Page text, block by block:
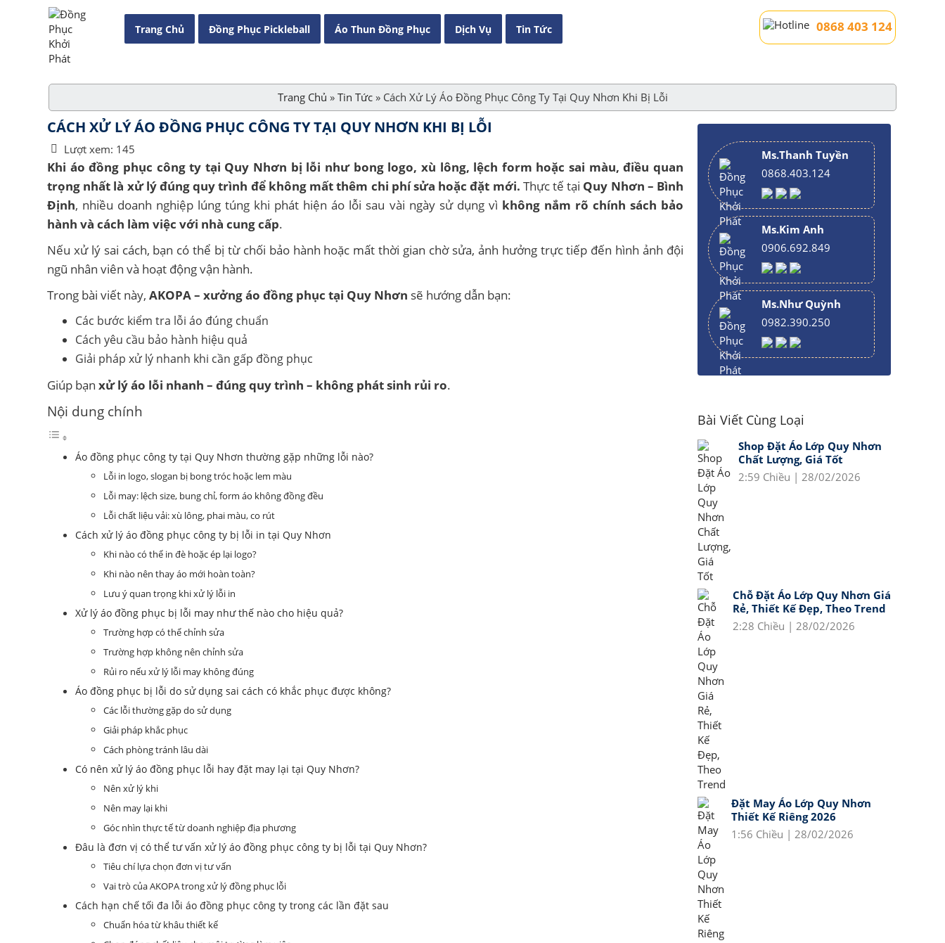
Trang Chủ Đồng Phục Pickleball Áo Thun Đồng Phục Dịch Vụ Tin Tức 0868 403 124
Trang Chủ » Tin Tức» Cách Xử Lý Áo Đồng Phục Công Ty Tại Quy Nhơn Khi Bị Lỗi
CÁCH XỬ LÝ ÁO ĐỒNG PHỤC CÔNG TY TẠI QUY NHƠN KHI BỊ LỖI
Lượt xem: 145
Khi áo đồng phục công ty tại Quy Nhơn bị lỗi như bong logo, xù lông, lệch form hoặc sai màu, điều quan
trọng nhất là xử lý đúng quy trình để không mất thêm chi phí sửa hoặc đặt mới. Thực tế tại Quy Nhơn – Bình
Định, nhiều doanh nghiệp lúng túng khi phát hiện áo lỗi sau vài ngày sử dụng vì không nắm rõ chính sách bảo
hành và cách làm việc với nhà cung cấp.
Nếu xử lý sai cách, bạn có thể bị từ chối bảo hành hoặc mất thời gian chờ sửa, ảnh hưởng trực tiếp đến hình ảnh đội
ngũ nhân viên và hoạt động vận hành.
Trong bài viết này, AKOPA – xưởng áo đồng phục tại Quy Nhơn sẽ hướng dẫn bạn:
Các bước kiểm tra lỗi áo đúng chuẩn
Cách yêu cầu bảo hành hiệu quả
Giải pháp xử lý nhanh khi cần gấp đồng phục
Giúp bạn xử lý áo lỗi nhanh – đúng quy trình – không phát sinh rủi ro.
Nội dung chính
Áo đồng phục công ty tại Quy Nhơn thường gặp những lỗi nào?
Lỗi in logo, slogan bị bong tróc hoặc lem màu
Lỗi may: lệch size, bung chỉ, form áo không đồng đều
Lỗi chất liệu vải: xù lông, phai màu, co rút
Cách xử lý áo đồng phục công ty bị lỗi in tại Quy Nhơn
Khi nào có thể in đè hoặc ép lại logo?
Khi nào nên thay áo mới hoàn toàn?
Lưu ý quan trọng khi xử lý lỗi in
Xử lý áo đồng phục bị lỗi may như thế nào cho hiệu quả?
Trường hợp có thể chỉnh sửa
Trường hợp không nên chỉnh sửa
Rủi ro nếu xử lý lỗi may không đúng
Áo đồng phục bị lỗi do sử dụng sai cách có khắc phục được không?
Các lỗi thường gặp do sử dụng
Giải pháp khắc phục
Cách phòng tránh lâu dài
Có nên xử lý áo đồng phục lỗi hay đặt may lại tại Quy Nhơn?
Nên xử lý khi
Nên may lại khi
Góc nhìn thực tế từ doanh nghiệp địa phương
Đâu là đơn vị có thể tư vấn xử lý áo đồng phục công ty bị lỗi tại Quy Nhơn?
Tiêu chí lựa chọn đơn vị tư vấn
Vai trò của AKOPA trong xử lý đồng phục lỗi
Cách hạn chế tối đa lỗi áo đồng phục công ty trong các lần đặt sau
Chuẩn hóa từ khâu thiết kế
Ms.Thanh Tuyền
0868.403.124
Ms.Kim Anh
0906.692.849
Ms.Như Quỳnh
0982.390.250
Bài Viết Cùng Loại
Shop Đặt Áo Lớp Quy Nhơn
Chất Lượng, Giá Tốt
2:59 Chiều | 28/02/2026
Chỗ Đặt Áo Lớp Quy Nhơn Giá
Rẻ, Thiết Kế Đẹp, Theo Trend
2:28 Chiều | 28/02/2026
Đặt May Áo Lớp Quy Nhơn
Thiết Kế Riêng 2026
1:56 Chiều | 28/02/2026